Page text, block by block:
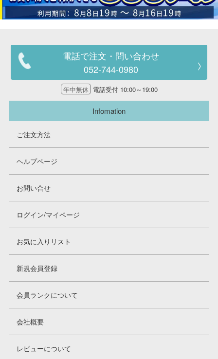
電話で注文・問い合わせ
052-744-0980
年中無休 電話受付 10:00～19:00
Infomation
ご注文方法
ヘルプページ
お問い合せ
ログイン/マイページ
お気に入りリスト
新規会員登録
会員ランクについて
会社概要
レビューについて